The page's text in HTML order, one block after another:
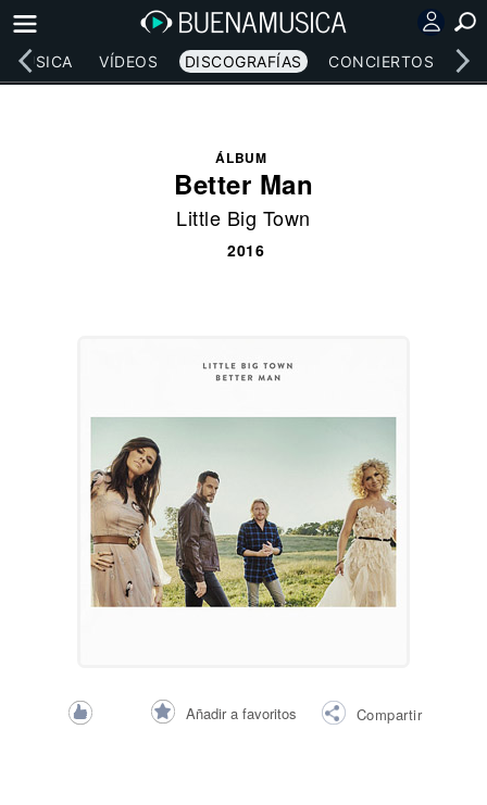
MÚSICA VÍDEOS DISCOGRAFÍAS CONCIERTOS
ÁLBUM
Better Man
Little Big Town
2016
Añadir a favoritos Compartir